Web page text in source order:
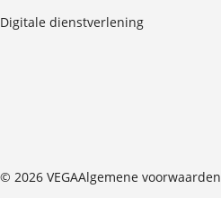
Digitale dienstverlening
© 2026 VEGAAlgemene voorwaarden